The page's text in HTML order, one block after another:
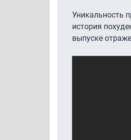
Уникальность
история
выпуске